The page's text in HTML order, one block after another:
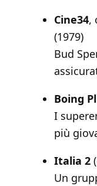
Cine34,
(1979)
Bud
Boing
I
più
Italia 2
Un